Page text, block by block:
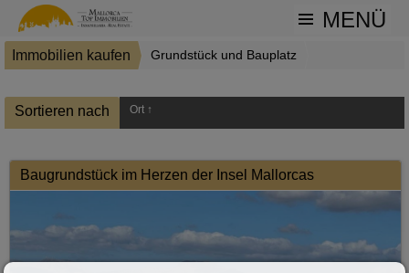
MENÜ
Immobilien kaufen
Grundstück und Bauplatz
Sortieren nach Ort ↑
Baugrundstück im Herzen der Insel Mallorcas